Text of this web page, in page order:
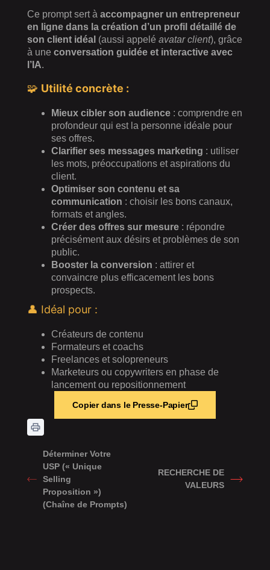
Ce prompt sert à accompagner un entrepreneur
en ligne dans la création d’un profil détaillé de
son client idéal (aussi appelé avatar client), grâce
à une conversation guidée et interactive avec
l’IA.
🧩 Utilité concrète :
Mieux cibler son audience : comprendre en
profondeur qui est la personne idéale pour
ses offres.
Clarifier ses messages marketing : utiliser
les mots, préoccupations et aspirations du
client.
Optimiser son contenu et sa
communication : choisir les bons canaux,
formats et angles.
Créer des offres sur mesure : répondre
précisément aux désirs et problèmes de son
public.
Booster la conversion : attirer et
convaincre plus efficacement les bons
prospects.
👤 Idéal pour :
Créateurs de contenu
Formateurs et coachs
Freelances et solopreneurs
Marketeurs ou copywriters en phase de
lancement ou repositionnement
Copier dans le Presse-Papier
Déterminer Votre
USP (« Unique
Selling
Proposition »)
(Chaîne de Prompts)
RECHERCHE DE
VALEURS